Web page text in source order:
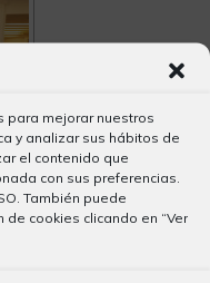
para mejorar nuestros
y analizar sus hábitos de
el contenido que
con sus preferencias.
También puede
de cookies clicando en “Ver